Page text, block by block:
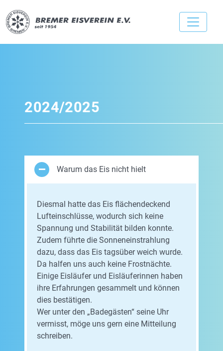
2024/2025
Warum das Eis nicht hielt
Diesmal hatte das Eis flächendeckend
Lufteinschlüsse, wodurch sich keine
Spannung und Stabilität bilden konnte.
Zudem führte die Sonneneinstrahlung
dazu, dass das Eis tagsüber weich wurde.
Da halfen uns auch keine Frostnächte.
Einige Eisläufer und Eisläuferinnen haben
ihre Erfahrungen gesammelt und können
dies bestätigen.
Wer unter den „Badegästen“ seine Uhr
vermisst, möge uns gern eine Mitteilung
schreiben.